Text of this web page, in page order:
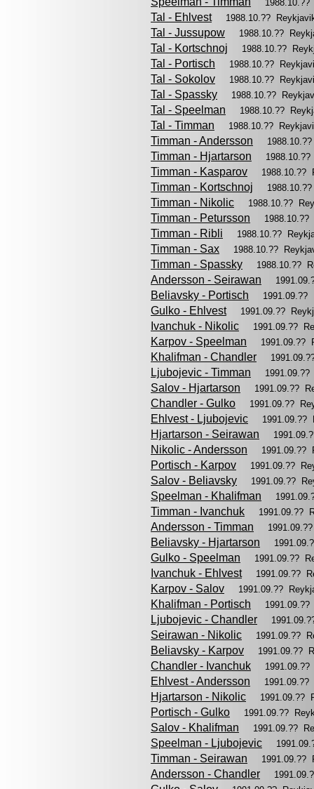
Tal - Ehlvest 1988.10.??
Tal - Jussupow 1988.10.??
Tal - Kortschnoj 1988.10.??
Tal - Portisch 1988.10.??
Tal - Sokolov 1988.10.??
Tal - Spassky 1988.10.??
Tal - Speelman 1988.10.??
Tal - Timman 1988.10.??
Timman - Andersson
Timman - Hjartarson
Timman - Kasparov
Timman - Kortschnoj
Timman - Nikolic 1988.10.??
Timman - Petursson
Timman - Ribli 1988.10.??
Timman - Sax 1988.10.??
Timman - Spassky 1988.10.??
Andersson - Seirawan
Beliavsky - Portisch
Gulko - Ehlvest 1991.09.??
Ivanchuk - Nikolic 1991.09.??
Karpov - Speelman
Khalifman - Chandler
Ljubojevic - Timman
Salov - Hjartarson 1991.09.??
Chandler - Gulko 1991.09.??
Ehlvest - Ljubojevic
Hjartarson - Seirawan
Nikolic - Andersson
Portisch - Karpov 1991.09.??
Salov - Beliavsky 1991.09.??
Speelman - Khalifman
Timman - Ivanchuk 1991.09.??
Andersson - Timman
Beliavsky - Hjartarson
Gulko - Speelman 1991.09.??
Ivanchuk - Ehlvest 1991.09.??
Karpov - Salov 1991.09.??
Khalifman - Portisch
Ljubojevic - Chandler
Seirawan - Nikolic 1991.09.??
Beliavsky - Karpov 1991.09.??
Chandler - Ivanchuk
Ehlvest - Andersson
Hjartarson - Nikolic 1991.09.??
Portisch - Gulko 1991.09.??
Salov - Khalifman 1991.09.??
Speelman - Ljubojevic
Timman - Seirawan
Andersson - Chandler